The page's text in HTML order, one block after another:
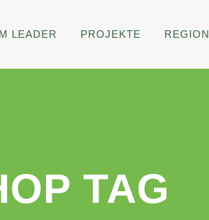
LEADER PROJEKTE REGION
TAG